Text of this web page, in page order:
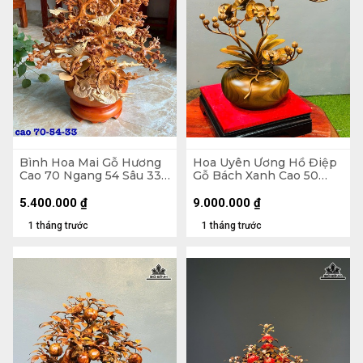
Bình Hoa Mai Gỗ Hương
Cao 70 Ngang 54 Sâu 33
1 tháng trước
5.400.000 ₫
Hoa Uyên Ương Hồ Điệp
Gỗ Bách Xanh Cao 50
Đường Kính 23 Cao 14
1 tháng trước
9.000.000 ₫